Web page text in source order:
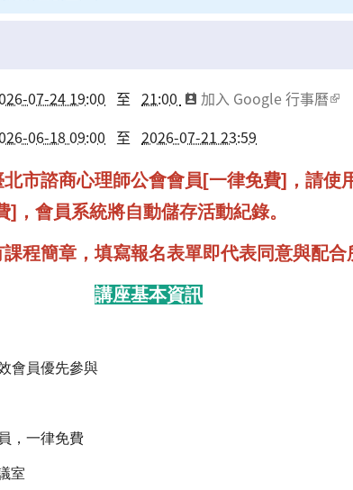
07-24 19:00 至 21:00
加入 Google 行事曆
06-18 09:00 至 2026-07-21 23:59
市諮商心理師公會會員[一律免費]，請使
，會員系統將自動儲存活動紀錄。
程簡章，填寫報名表單即代表同意與配合
講座基本資訊
會員優先參與
，一律免費
室